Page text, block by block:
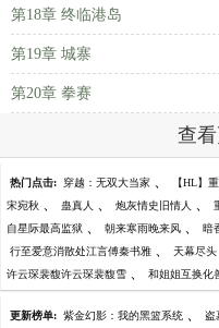
第18章 终临港岛
第19章 城寨
第20章 拳赛
查
热门点击: 穿越：无双大当家 、 【HL】
宋宛秋 、 蛊真人 、 炮灰情史旧情人 、
自星际最高监狱 、 朝来寒雨晚来风 、 暗
行至爱意消散处江言傅秦书雅 、 天幕尽头
许云琛裴馥许云琛裴馥雪 、 和姐姐互换化
更新榜单: 紫金幻影：我的黑篮系统 、 盗